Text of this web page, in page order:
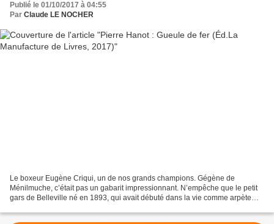
Publié le 01/10/2017 à 04:55
Par Claude LE NOCHER
Le boxeur Eugène Criqui, un de nos grands champions. Gégène de
Ménilmuche, c’était pas un gabarit impressionnant. N’empêche que le petit
gars de Belleville né en 1893, qui avait débuté dans la vie comme arpète